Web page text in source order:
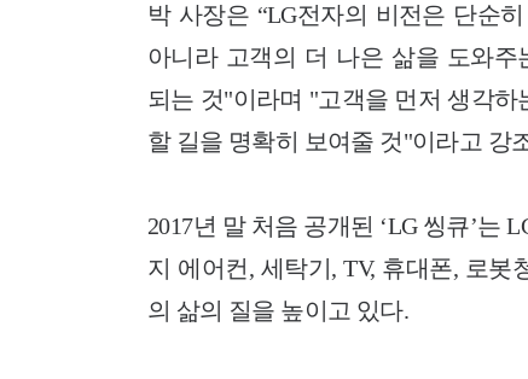
박 사장은 “LG전자의 비전은 단순
아니라 고객의 더 나은 삶을 도와주
되는 것"이라며 "고객을 먼저 생각하
할 길을 명확히 보여줄 것"이라고 강
2017년 말 처음 공개된 ‘LG 씽큐’는
지 에어컨, 세탁기, TV, 휴대폰, 로봇
의 삶의 질을 높이고 있다.